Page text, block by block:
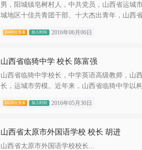
男，阳城镇皂树村人，中共党员，山西省运城
城地区十佳共青团干部、十大杰出青年，山西
23409次查看 加入时间 2016年06月06日
山西省临猗中学 校长 陈富强
山西省临猗中学校长，中学英语高级教师，山
长，运城市劳模。近年来，山西省临猗中学以
24235次查看 加入时间 2016年05月30日
山西省太原市外国语学校 校长 胡进
山西省太原市外国语学校校长...